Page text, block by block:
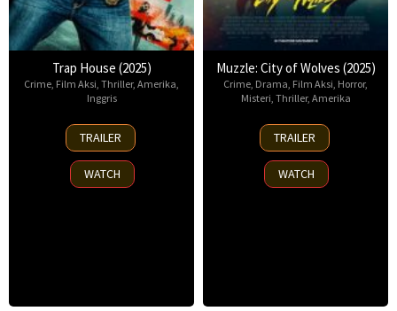
Trap House (2025)
Crime, Film Aksi, Thriller, Amerika,
Inggris
14
Nov
2025
TRAILER
WATCH
Muzzle: City of Wolves (2025)
Crime, Drama, Film Aksi, Horror,
Misteri, Thriller, Amerika
13
Nov
2025
TRAILER
WATCH